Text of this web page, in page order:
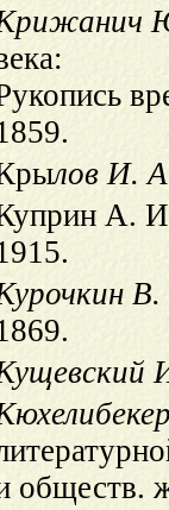
лов И.
А.
обществ.